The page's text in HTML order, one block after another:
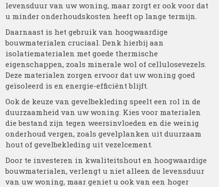
levensduur van uw woning, maar zorgt er ook voor dat
u minder onderhoudskosten heeft op lange termijn.
Daarnaast is het gebruik van hoogwaardige
bouwmaterialen cruciaal. Denk hierbij aan
isolatiematerialen met goede thermische
eigenschappen, zoals minerale wol of cellulosevezels.
Deze materialen zorgen ervoor dat uw woning goed
geïsoleerd is en energie-efficiënt blijft.
Ook de keuze van gevelbekleding speelt een rol in de
duurzaamheid van uw woning. Kies voor materialen
die bestand zijn tegen weersinvloeden en die weinig
onderhoud vergen, zoals gevelplanken uit duurzaam
hout of gevelbekleding uit vezelcement.
Door te investeren in kwaliteitshout en hoogwaardige
bouwmaterialen, verlengt u niet alleen de levensduur
van uw woning, maar geniet u ook van een hoger